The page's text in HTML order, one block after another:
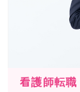
看護師転職